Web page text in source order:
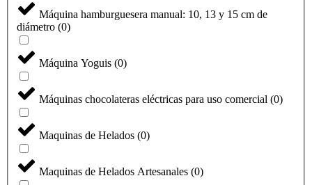
Máquina hamburguesera manual: 10, 13 y 15 cm de
diámetro (0)
Máquina Yoguis (0)
Máquinas chocolateras eléctricas para uso comercial (0)
Maquinas de Helados (0)
Maquinas de Helados Artesanales (0)